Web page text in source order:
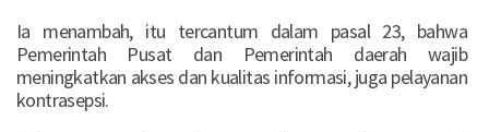
Ia menambah, itu tercantum dalam pasal 23, bahwa
Pemerintah Pusat dan Pemerintah daerah wajib
meningkatkan akses dan kualitas informasi, juga pelayanan
kontrasepsi.